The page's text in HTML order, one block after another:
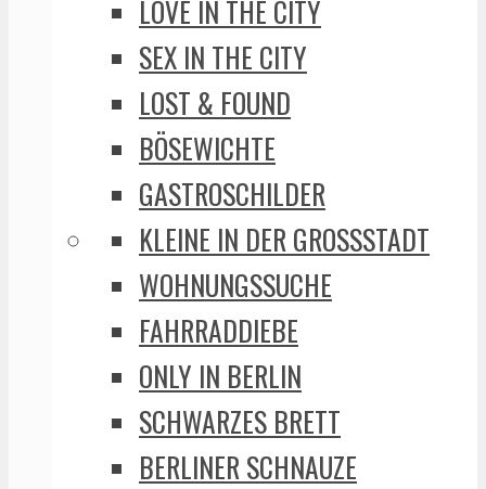
LOVE IN THE CITY
SEX IN THE CITY
LOST & FOUND
BÖSEWICHTE
GASTROSCHILDER
KLEINE IN DER GROSSSTADT
WOHNUNGSSUCHE
FAHRRADDIEBE
ONLY IN BERLIN
SCHWARZES BRETT
BERLINER SCHNAUZE